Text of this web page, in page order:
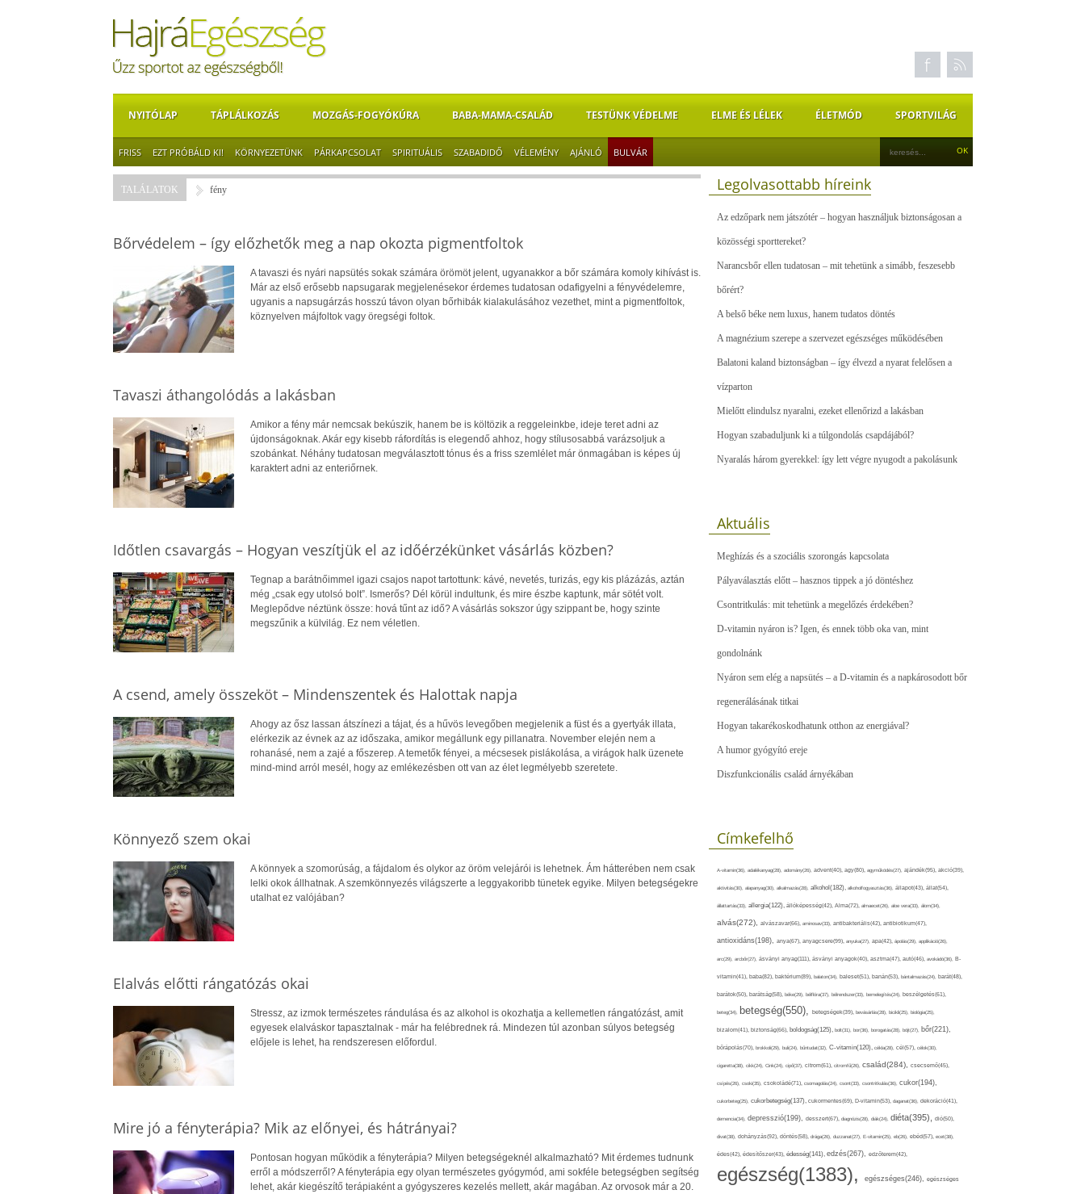
NYITÓLAP TÁPLÁLKOZÁS MOZGÁS-FOGYÓKÚRA BABA-MAMA-CSALÁD TESTÜNK VÉDELME ELME ÉS LÉLEK ÉLETMÓD SPORTVILÁG
FRISS EZT PRÓBÁLD KI! KÖRNYEZETÜNK PÁRKAPCSOLAT SPIRITUÁLIS SZABADIDŐ VÉLEMÉNY AJÁNLÓ BULVÁR
TALÁLATOK fény
Bőrvédelem – így előzhetők meg a nap okozta pigmentfoltok
A tavaszi és nyári napsütés sokak számára örömöt jelent, ugyanakkor a bőr számára komoly kihívást is.
Már az első erősebb napsugarak megjelenésekor érdemes tudatosan odafigyelni a fényvédelemre,
ugyanis a napsugárzás hosszú távon olyan bőrhibák kialakulásához vezethet, mint a pigmentfoltok,
köznyelven májfoltok vagy öregségi foltok.
Tavaszi áthangolódás a lakásban
Amikor a fény már nemcsak bekúszik, hanem be is költözik a reggeleinkbe, ideje teret adni az
újdonságoknak. Akár egy kisebb ráfordítás is elegendő ahhoz, hogy stílusosabbá varázsoljuk a
szobánkat. Néhány tudatosan megválasztott tónus és a friss szemlélet már önmagában is képes új
karaktert adni az enteriőrnek.
Időtlen csavargás – Hogyan veszítjük el az időérzékünket vásárlás közben?
Tegnap a barátnőimmel igazi csajos napot tartottunk: kávé, nevetés, turizás, egy kis plázázás, aztán
még „csak egy utolsó bolt”. Ismerős? Dél körül indultunk, és mire észbe kaptunk, már sötét volt.
Meglepődve néztünk össze: hová tűnt az idő? A vásárlás sokszor úgy szippant be, hogy szinte
megszűnik a külvilág. Ez nem véletlen.
A csend, amely összeköt – Mindenszentek és Halottak napja
Ahogy az ősz lassan átszínezi a tájat, és a hűvös levegőben megjelenik a füst és a gyertyák illata,
elérkezik az évnek az az időszaka, amikor megállunk egy pillanatra. November elején nem a
rohanásé, nem a zajé a főszerep. A temetők fényei, a mécsesek pislákolása, a virágok halk üzenete
mind-mind arról mesél, hogy az emlékezésben ott van az élet legmélyebb szeretete.
Könnyező szem okai
A könnyek a szomorúság, a fájdalom és olykor az öröm velejárói is lehetnek. Ám hátterében nem csak
lelki okok állhatnak. A szemkönnyezés világszerte a leggyakoribb tünetek egyike. Milyen betegségekre
utalhat ez valójában?
Elalvás előtti rángatózás okai
Stressz, az izmok természetes rándulása és az alkohol is okozhatja a kellemetlen rángatózást, amit
egyesek elalváskor tapasztalnak - már ha felébrednek rá. Mindezen túl azonban súlyos betegség
előjele is lehet, ha rendszeresen előfordul.
Mire jó a fényterápia? Mik az előnyei, és hátrányai?
Pontosan hogyan működik a fényterápia? Milyen betegségeknél alkalmazható? Mit érdemes tudnunk
erről a módszerről? A fényterápia egy olyan természetes gyógymód, ami sokféle betegségben segítség
lehet, akár kiegészítő terápiaként a gyógyszeres kezelés mellett, akár magában. Az orvosok már a 20.
Legolvasottabb híreink
Az edzőpark nem játszótér – hogyan használjuk biztonságosan a
közösségi sporttereket?
Narancsbőr ellen tudatosan – mit tehetünk a simább, feszesebb
bőrért?
A belső béke nem luxus, hanem tudatos döntés
A magnézium szerepe a szervezet egészséges működésében
Balatoni kaland biztonságban – így élvezd a nyarat felelősen a
vízparton
Mielőtt elindulsz nyaralni, ezeket ellenőrizd a lakásban
Hogyan szabaduljunk ki a túlgondolás csapdájából?
Nyaralás három gyerekkel: így lett végre nyugodt a pakolásunk
Aktuális
Meghízás és a szociális szorongás kapcsolata
Pályaválasztás előtt – hasznos tippek a jó döntéshez
Csontritkulás: mit tehetünk a megelőzés érdekében?
D-vitamin nyáron is? Igen, és ennek több oka van, mint
gondolnánk
Nyáron sem elég a napsütés – a D-vitamin és a napkárosodott bőr
regenerálásának titkai
Hogyan takarékoskodhatunk otthon az energiával?
A humor gyógyító ereje
Diszfunkcionális család árnyékában
Címkefelhő
A-vitamin(36), adalékanyag(28), adomány(26), advent(40), agy(80), agyműködés(27), ajándék(95), akció(39),
aktivitás(30), alapanyag(30), alkalmazás(28), alkohol(182), alkoholfogyasztás(36), állapot(43), állat(54),
állattartás(33), allergia(122), állóképesség(42), Alma(72), almaecet(26), aloe vera(33), álom(34),
alvás(272), alvászavar(66), aminosav(33), antibakteriális(42), antibiotikum(47),
antioxidáns(198), anya(67), anyagcsere(99), anyuka(27), apa(42), ápolás(29), applikáció(26),
arc(29), arcbőr(27), ásványi anyag(111), ásványi anyagok(40), asztma(47), autó(46), avokádó(36), B-
vitamin(41), baba(82), baktérium(89), balaton(34), baleset(51), banán(53), bántalmazás(24), barát(48),
barátok(50), barátság(58), béke(29), bélflóra(37), bélrendszer(33), bemelegítés(24), beszélgetés(61),
beteg(34), betegség(550), betegségek(39), bevásárlás(28), bicikli(25), biológia(25),
bizalom(41), biztonság(66), boldogság(125), bolt(31), bor(36), borogatás(28), böjt(27), bőr(221),
bőrápolás(70), brokkoli(29), buli(24), bűntudat(32), C-vitamin(120), cékla(28), cél(57), célok(30),
cigaretta(38), cikk(24), Cink(24), cipő(37), citrom(61), citromfű(26), család(284), csecsemő(45),
csípés(26), csoki(35), csokoládé(71), csomagolás(24), csont(33), csontritkulás(36), cukor(194),
cukorbeteg(25), cukorbetegség(137), cukormentes(69), D-vitamin(53), daganat(36), dekoráció(41),
demencia(34), depresszió(199), desszert(67), diagnózis(28), diák(24), diéta(395), dió(50),
divat(38), dohányzás(92), döntés(58), drága(26), duzzanat(27), E-vitamin(25), eb(26), ebéd(57), ecet(38),
édes(42), édesítőszer(43), édesség(141), edzés(267), edzőterem(42),
egészség(1383), egészséges(246), egészséges